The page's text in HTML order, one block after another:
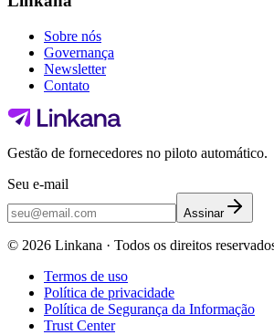
Sobre nós
Governança
Newsletter
Contato
Gestão de fornecedores no piloto automático.
Seu e-mail
Assinar
© 2026 Linkana · Todos os direitos
Termos de uso
Política de privacidade
Política de Segurança da Informação
Trust Center